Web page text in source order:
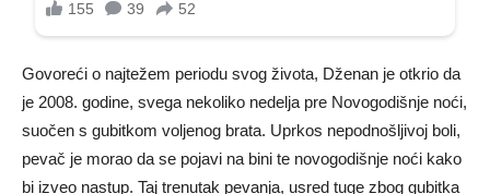
Govoreći o najtežem periodu svog života, Dženan je otkrio da
je 2008. godine, svega nekoliko nedelja pre Novogodišnje noći,
suočen s gubitkom voljenog brata. Uprkos nepodnošljivoj boli,
pevač je morao da se pojavi na bini te novogodišnje noći kako
bi izveo nastup. Taj trenutak pevanja, usred tuge zbog gubitka